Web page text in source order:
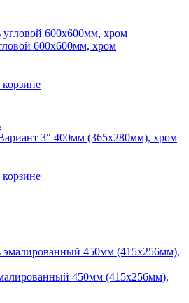
600х600мм, хром
3" 400мм (365х280мм), хром
450мм (415х256мм),